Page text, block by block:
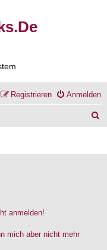
Anmelden
Registrieren
anmelden!
mich aber nicht mehr